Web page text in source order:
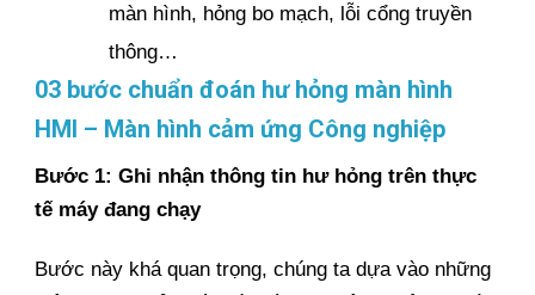
màn hình, hỏng bo mạch, lỗi cổng truyền
thông…
03 bước chuẩn đoán hư hỏng màn hình
HMI – Màn hình cảm ứng Công nghiệp
Bước 1: Ghi nhận thông tin hư hỏng trên thực
tế máy đang chạy
Bước này khá quan trọng, chúng ta dựa vào những